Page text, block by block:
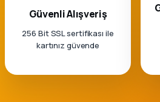
Güvenli Alışveriş
256 Bit SSL sertifikası ile
kartınız güvende